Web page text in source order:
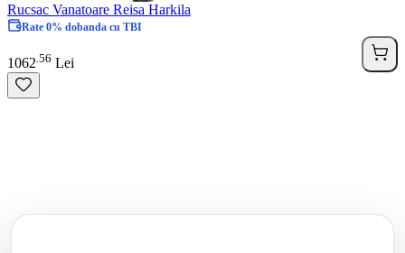
Rucsac Vanatoare Reisa Harkila
Rate 0% dobanda cu TBI
1062 56 Lei